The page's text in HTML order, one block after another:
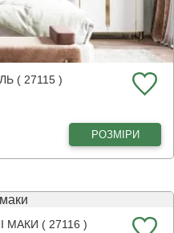
( 27115 )
РОЗМІРИ
( 27116 )